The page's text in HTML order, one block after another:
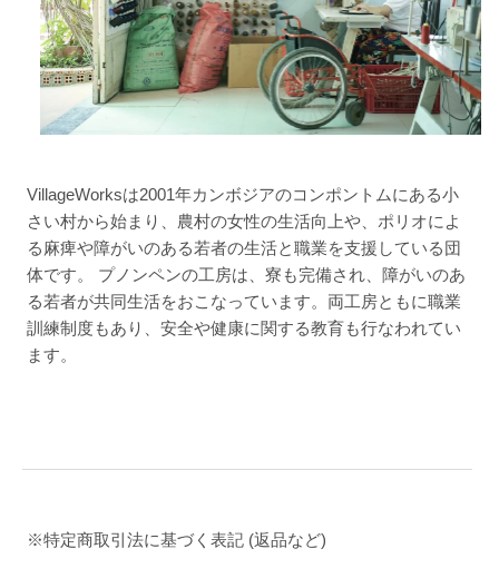
VillageWorksは2001年カンボジアのコンポントムにある小
さい村から始まり、農村の女性の生活向上や、ポリオによ
る麻痺や障がいのある若者の生活と職業を支援している団
体です。 プノンペンの工房は、寮も完備され、障がいのあ
る若者が共同生活をおこなっています。両工房ともに職業
訓練制度もあり、安全や健康に関する教育も行なわれてい
ます。
※特定商取引法に基づく表記 (返品など)